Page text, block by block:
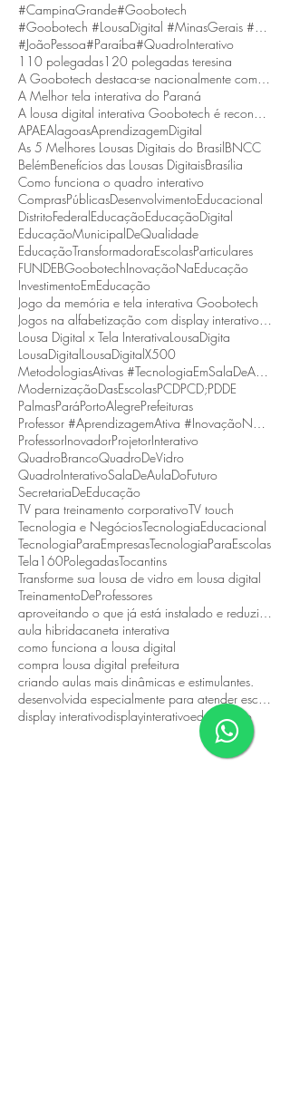
#CampinaGrande#Goobotech
#Goobotech #LousaDigital #MinasGerais #BeloHorizonte
#JoãoPessoa#Paraíba#QuadroInterativo
110 polegadas120 polegadas teresina
A Goobotech destaca-se nacionalmente como a empresa que fornece a maior tela interativa do Brasil
A Melhor tela interativa do Paraná
A lousa digital interativa Goobotech é reconhecida como a melhor do estado de Santa Catarina
APAEAlagoasAprendizagemDigital
As 5 Melhores Lousas Digitais do BrasilBNCC
BelémBenefícios das Lousas DigitaisBrasília
Como funciona o quadro interativo
ComprasPúblicasDesenvolvimentoEducacional
DistritoFederalEducaçãoEducaçãoDigital
EducaçãoMunicipalDeQualidade
EducaçãoTransformadoraEscolasParticulares
FUNDEBGoobotechInovaçãoNaEducação
InvestimentoEmEducação
Jogo da memória e tela interativa Goobotech
Jogos na alfabetização com display interativo Goobotech
Lousa Digital x Tela InterativaLousaDigita
LousaDigitalLousaDigitalX500
MetodologiasAtivas #TecnologiaEmSalaDeAula #BNCC
ModernizaçãoDasEscolasPCDPCD;PDDE
PalmasParáPortoAlegrePrefeituras
Professor #AprendizagemAtiva #InovaçãoNaEducação
ProfessorInovadorProjetorInterativo
QuadroBrancoQuadroDeVidro
QuadroInterativoSalaDeAulaDoFuturo
SecretariaDeEducação
TV para treinamento corporativoTV touch
Tecnologia e NegóciosTecnologiaEducacional
TecnologiaParaEmpresasTecnologiaParaEscolas
Tela160PolegadasTocantins
Transforme sua lousa de vidro em lousa digital
TreinamentoDeProfessores
aproveitando o que já está instalado e reduzindo custos.
aula hibridacaneta interativa
como funciona a lousa digital
compra lousa digital prefeitura
criando aulas mais dinâmicas e estimulantes.
desenvolvida especialmente para atender escolas públicas
display interativodisplayinterativoeduacacao